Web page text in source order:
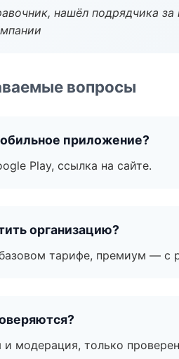
нашёл подрядчика
вопросы
приложение?
Play, ссылка на сайте.
организацию?
тарифе, премиум — с
и модерация, только